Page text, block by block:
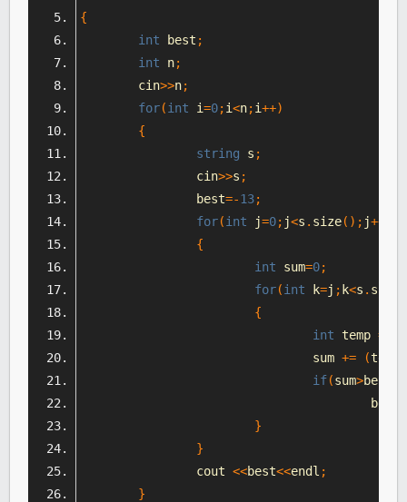
{
int best ;
int n;
	cin
>>n;
for(int i=0;i<n;i++)
{
string s ;
		cin
>>s ;
		best
=-13;
for(int j=0; j<s . size(); j++)
{
int sum=0;
for(int k=j ; k<s . size
{
int temp =
				sum
+= (temp
if(sum>best
					best
}
}
		cout
<<best<<endl ;
}